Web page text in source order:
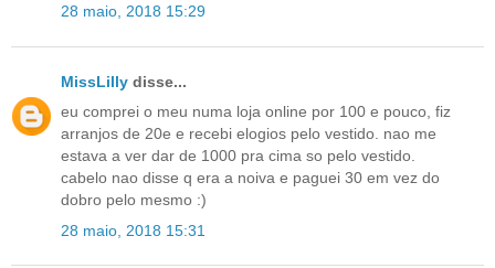
28 maio, 2018 15:29
MissLilly disse...
eu comprei o meu numa loja online por 100 e pouco, fiz
arranjos de 20e e recebi elogios pelo vestido. nao me
estava a ver dar de 1000 pra cima so pelo vestido.
cabelo nao disse q era a noiva e paguei 30 em vez do
dobro pelo mesmo :)
28 maio, 2018 15:31